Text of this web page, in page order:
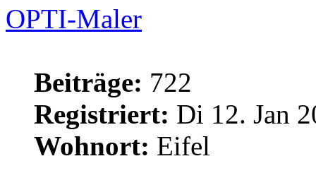
OPTI-Maler
Beiträge: 722
Registriert: Di 12. Jan
Wohnort: Eifel